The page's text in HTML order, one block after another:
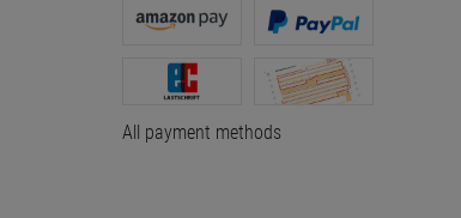
All payment methods